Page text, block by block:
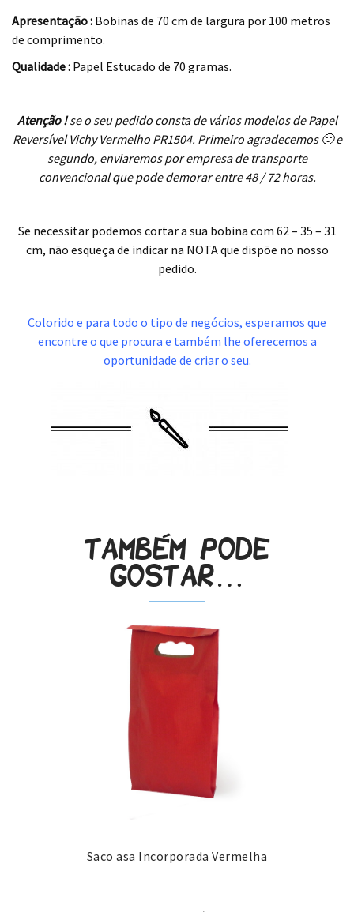
Apresentação : Bobinas de 70 cm de largura por 100 metros
de comprimento.
Qualidade : Papel Estucado de 70 gramas.
Atenção !se o seu pedido consta de vários modelos de Papel
Reversível Vichy Vermelho PR1504. Primeiro agradecemos 🙂 e
segundo, enviaremos por empresa de transporte
convencional que pode demorar entre 48 / 72 horas.
Se necessitar podemos cortar a sua bobina com 62 – 35 – 31
cm, não esqueça de indicar na NOTA que dispõe no nosso
pedido.
Colorido e para todo o tipo de negócios, esperamos que
encontre o que procura e também lhe oferecemos a
oportunidade de criar o seu.
Também pode
gostar…
Saco asa Incorporada Vermelha